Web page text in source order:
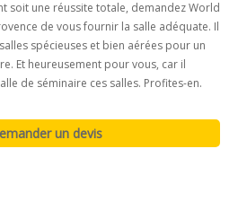
soit une réussite totale, demandez World
de vous fournir la salle adéquate. Il
spécieuses et bien aérées pour un
Et heureusement pour vous, car il
de séminaire ces salles. Profites-en.